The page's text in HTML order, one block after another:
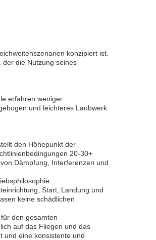
konzipiert ist.
der die Nutzung seines
erfahren weniger
und leichteres Laubwerk
den Höhepunkt der
20-30+
Dämpfung, Interferenzen und
Start, Landung und
keine schädlichen
den gesamten
auf das Fliegen und das
und eine konsistente und